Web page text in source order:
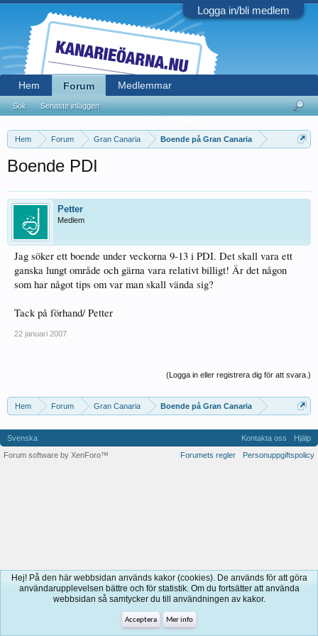
Logga in/bli medlem
Hem Forum Gran Canaria Boende på Gran Canaria
Boende PDI
Petter
Medlem
Jag söker ett boende under veckorna 9-13 i PDI. Det skall vara ett
ganska lungt område och gärna vara relativt billigt! Är det någon
som har något tips om var man skall vända sig?
Tack på förhand/ Petter
22 januari 2007
(Logga in eller registrera dig för att svara.)
Hem Forum Gran Canaria Boende på Gran Canaria
Hem Forum
Sök Senaste inläggen
Medlemmar
Svenska Kontakta oss
Hjälp
Forumets regler
Personuppgiftspolicy
Forum software by XenForo™
Hej! På den här webbsidan används kakor (cookies). De används för att göra
användarupplevelsen bättre och för statistik. Om du fortsätter att använda
webbsidan så samtycker du till användningen av kakor.
Acceptera Mer info